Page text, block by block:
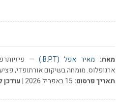
מאת: מאיר אפל (B.P.T.)
—
ארגופלוס. מומחה בשיקום אורתופדי,
תאריך פרסום:
עודכן